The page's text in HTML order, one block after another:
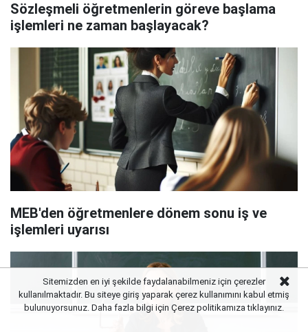
Sözleşmeli öğretmenlerin göreve başlama
işlemleri ne zaman başlayacak?
MEB'den öğretmenlere dönem sonu iş ve
işlemleri uyarısı
Sitemizden en iyi şekilde faydalanabilmeniz için çerezler
kullanılmaktadır. Bu siteye giriş yaparak çerez kullanımını kabul etmiş
bulunuyorsunuz. Daha fazla bilgi için Çerez politikamızatıklayınız.